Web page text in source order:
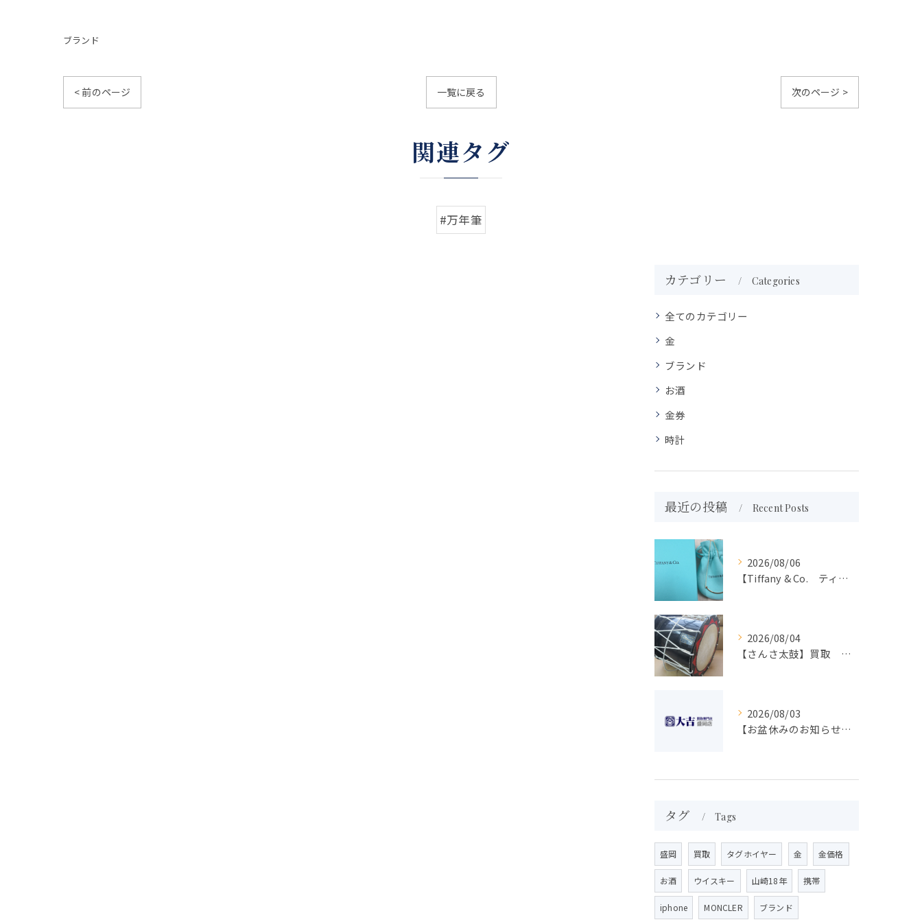
ブランド
< 前のページ 一覧に戻る 次のページ >
関連タグ
#万年筆
カテゴリー Categories
全てのカテゴリー
金
ブランド
お酒
金券
時計
最近の投稿 Recent Posts
2026/08/06
【Tiffany & Co. ティファニー】買取 大吉盛岡店 アクセサリー買取しました！！
2026/08/04
【さんさ太鼓】買取 大吉盛岡店 楽器 買取します！！
2026/08/03
【お盆休みのお知らせ】買取専門 大吉 盛岡店
タグ Tags
盛岡 買取 タグホイヤー 金 金価格
お酒 ウイスキー 山崎18年 携帯
iphone MONCLER ブランド